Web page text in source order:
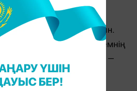
ракеткасы Диана
есебімен жеңген болатын.
басым түсіп, әлемнің
Фернандесті үш сетте —
артта қалдырды.